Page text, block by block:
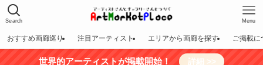
Search Menu
おすすめ画廊巡り 注目アーティスト エリアから画廊を探す ご掲載に
世界的アーティストが掲載開始！ 詳細 >>